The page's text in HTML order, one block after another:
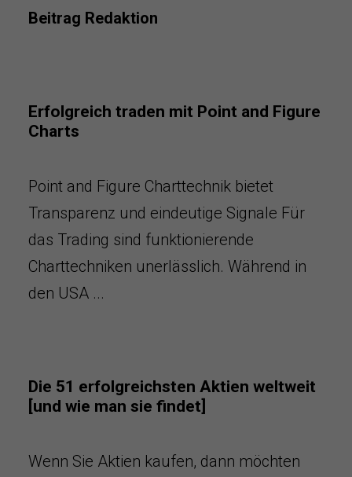
Beitrag Redaktion
Erfolgreich traden mit Point and Figure
Charts
Point and Figure Charttechnik bietet
Transparenz und eindeutige Signale Für
das Trading sind funktionierende
Charttechniken unerlässlich. Während in
den USA ...
Die 51 erfolgreichsten Aktien weltweit
[und wie man sie findet]
Wenn Sie Aktien kaufen, dann möchten